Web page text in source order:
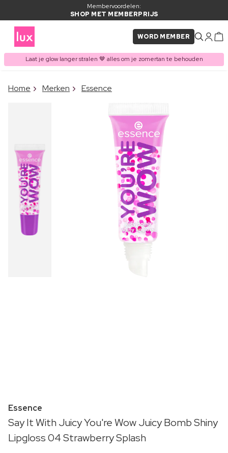
Membervoordelen:
SHOP MET MEMBERPRIJS
WORD MEMBER
Laat je glow langer stralen 🤎 alles om je zomertan te behouden
ITEM TOEGEVOEGD AAN
Home Merken Essence
Essence
Say It With Juicy You're Wow Juicy Bomb Shiny
Lipgloss 04 Strawberry Splash